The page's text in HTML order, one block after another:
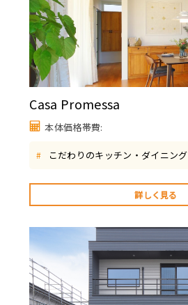
Casa Promessa
本体価格帯費:
# こだわりのキッチン・ダイニング
詳しく見る